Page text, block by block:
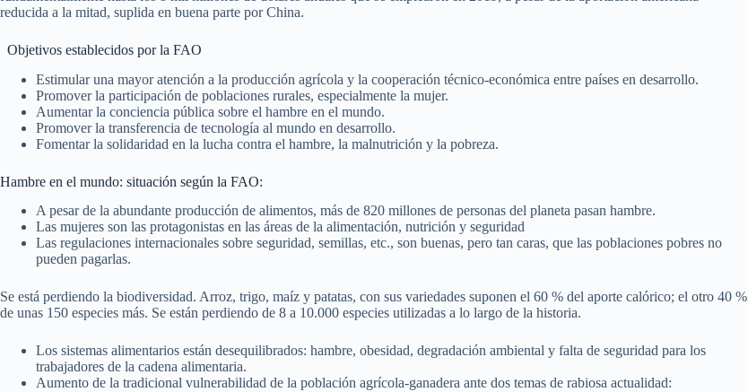
reducida a la mitad, suplida en buena parte por China.
Objetivos establecidos por la FAO
Estimular una mayor atención a la producción agrícola y la cooperación técnico-económica entre países en desarrollo.
Promover la participación de poblaciones rurales, especialmente la mujer.
Aumentar la conciencia pública sobre el hambre en el mundo.
Promover la transferencia de tecnología al mundo en desarrollo.
Fomentar la solidaridad en la lucha contra el hambre, la malnutrición y la pobreza.
Hambre en el mundo: situación según la FAO:
A pesar de la abundante producción de alimentos, más de 820 millones de personas del planeta pasan hambre.
Las mujeres son las protagonistas en las áreas de la alimentación, nutrición y seguridad
Las regulaciones internacionales sobre seguridad, semillas, etc., son buenas, pero tan caras, que las poblaciones pobres no
pueden pagarlas.
Se está perdiendo la biodiversidad. Arroz, trigo, maíz y patatas, con sus variedades suponen el 60 % del aporte calórico; el otro 40 %
de unas 150 especies más. Se están perdiendo de 8 a 10.000 especies utilizadas a lo largo de la historia.
Los sistemas alimentarios están desequilibrados: hambre, obesidad, degradación ambiental y falta de seguridad para los
trabajadores de la cadena alimentaria.
Aumento de la tradicional vulnerabilidad de la población agrícola-ganadera ante dos temas de rabiosa actualidad: